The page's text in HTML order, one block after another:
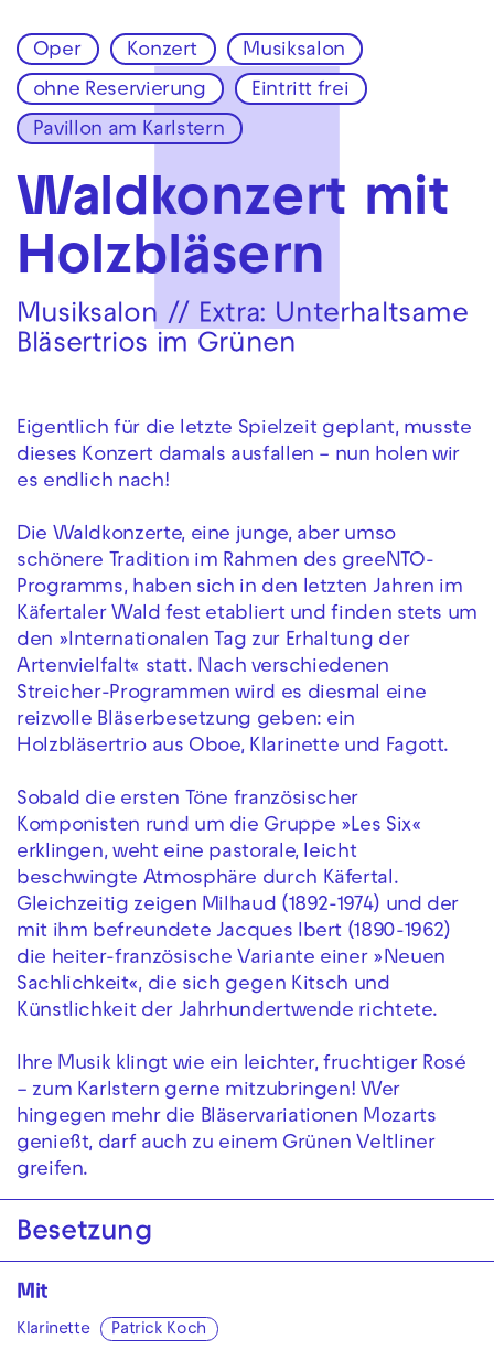
Zur Hauptnavigation springen
Zum Hauptinhalt springen Zum Footer springen
Oper Konzert Musiksalon
ohne Reservierung Eintritt frei
Pavillon am Karlstern
Waldkonzert mit
Holzbläsern
Musiksalon // Extra: Unterhaltsame
Bläsertrios im Grünen
Eigentlich für die letzte Spielzeit geplant, musste
dieses Konzert damals ausfallen – nun holen wir
es endlich nach!
Die Waldkonzerte, eine junge, aber umso
schönere Tradition im Rahmen des greeNTO-
Programms, haben sich in den letzten Jahren im
Käfertaler Wald fest etabliert und finden stets um
den »Internationalen Tag zur Erhaltung der
Artenvielfalt« statt. Nach verschiedenen
Streicher-Programmen wird es diesmal eine
reizvolle Bläserbesetzung geben: ein
Holzbläsertrio aus Oboe, Klarinette und Fagott.
Sobald die ersten Töne französischer
Komponisten rund um die Gruppe »Les Six«
erklingen, weht eine pastorale, leicht
beschwingte Atmosphäre durch Käfertal.
Gleichzeitig zeigen Milhaud (1892-1974) und der
mit ihm befreundete Jacques Ibert (1890-1962)
die heiter-französische Variante einer »Neuen
Sachlichkeit«, die sich gegen Kitsch und
Künstlichkeit der Jahrhundertwende richtete.
Ihre Musik klingt wie ein leichter, fruchtiger Rosé
– zum Karlstern gerne mitzubringen! Wer
hingegen mehr die Bläservariationen Mozarts
genießt, darf auch zu einem Grünen Veltliner
greifen.
Besetzung
Mit
Klarinette Patrick Koch